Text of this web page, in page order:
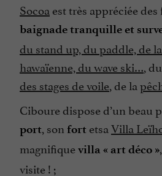
Socoa est très appréciée
baignade tranquille et
du stand up, du paddle, de
hawaïenne, du wave ski…, du
des stages de voile, de la
Ciboure dispose d’un beau
port, son fort etsaVilla
magnifiquevilla « art déco »
visite ! ;